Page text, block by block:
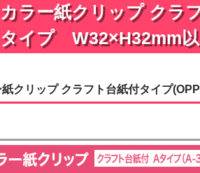
カラー紙クリップ クラ
タイプ W32×H32mm以
クリップ クラフト台紙付タイプ